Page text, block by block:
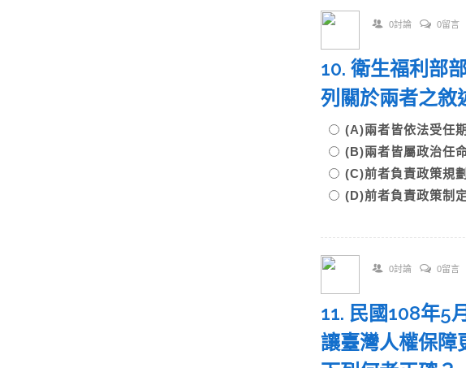
0討論 0留言
10. 衛生福利部
列關於兩者之
(A)兩者皆依法受任
(B)兩者皆屬政治任
(C)前者負責政策規
(D)前者負責政策制
0討論 0留言
11. 民國108年5
讓臺灣人權保障